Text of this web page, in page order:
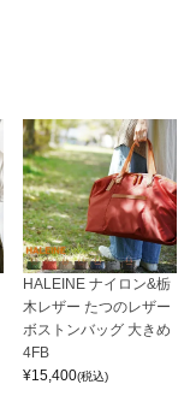
HALEINE ナイロン&栃
木レザー たつのレザー
ボストンバッグ 大きめ
4FB
¥15,400(税込)